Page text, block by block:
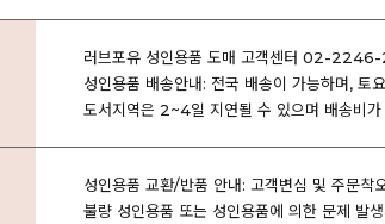
러브포유 성인용품 도매 고객센터 02-
성인용품 배송안내: 전국 배송이 가능하며, 토
도서지역은 2~4일 지연될 수 있으며 배송비
성인용품 교환/반품 안내: 고객변심 및 주문착
불량 성인용품 또는 성인용품에 의한 문제 발